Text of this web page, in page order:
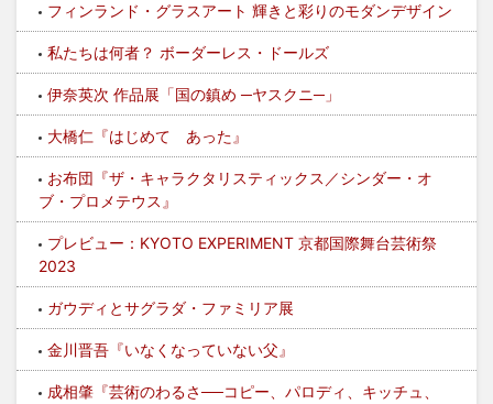
フィンランド・グラスアート 輝きと彩りのモダンデザイン
私たちは何者？ ボーダーレス・ドールズ
伊奈英次 作品展「国の鎮め ─ヤスクニ─」
大橋仁『はじめて あった』
お布団『ザ・キャラクタリスティックス／シンダー・オ
ブ・プロメテウス』
プレビュー：KYOTO EXPERIMENT 京都国際舞台芸術祭
2023
ガウディとサグラダ・ファミリア展
金川晋吾『いなくなっていない父』
成相肇『芸術のわるさ──コピー、パロディ、キッチュ、